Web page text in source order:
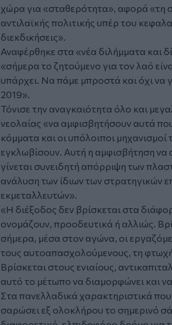
χώρα για «σταθερότητα», αφορά «τη
αντιλαϊκής πολιτικής υπέρ του
διεκδικήσεις».
Αναφέρθηκε στα «νέα διλήμματα και
«σήμερα το ζητούμενο για τον λαό
υπάρχει. Να πάμε μπροστά και όχι να
2019».
Τόνισε την αναγκαιότητα όλο και
νεολαίας «να αμφισβητήσουν αυτά
κόμματα και οι υπόλοιποι
εγκλωβίσουν. Αυτή η αμφισβήτηση να
γίνεται συνειδητή απόρριψη των
ανάλυση των ίδιων των στρατηγικών
εκμεταλλευτών».
«Η διέξοδος δεν βρίσκεται στα
ονομάζουν, προοδευτικά ή αλλιώς.
σήμερα, μέσα στον αγώνα, οι
τους αυτοαπασχολούμενους, τη φτωχή
Βρίσκεται στους ενιαίους,
αυτό το μέτωπο να διαμορφώνει και να
Στα πανελλαδικά χαρακτηριστικά
σαρώσει εξ ολοκλήρου το σημερινό